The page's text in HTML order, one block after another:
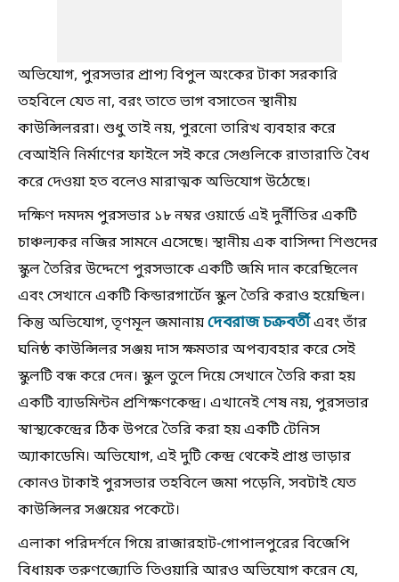
অভিযোগ, পুরসভার প্রাপ্য বিপুল অংকের টাকা সরকারি
তহবিলে যেত না, বরং তাতে ভাগ বসাতেন স্থানীয়
কাউন্সিলররা। শুধু তাই নয়, পুরনো তারিখ ব্যবহার করে
বেআইনি নির্মাণের ফাইলে সই করে সেগুলিকে রাতারাতি বৈধ
করে দেওয়া হত বলেও মারাত্মক অভিযোগ উঠেছে।
দক্ষিণ দমদম পুরসভার ১৮ নম্বর ওয়ার্ডে এই দুর্নীতির একটি
চাঞ্চল্যকর নজির সামনে এসেছে। স্থানীয় এক বাসিন্দা শিশুদের
স্কুল তৈরির উদ্দেশে পুরসভাকে একটি জমি দান করেছিলেন
এবং সেখানে একটি কিন্ডারগার্টেন স্কুল তৈরি করাও হয়েছিল।
কিন্তু অভিযোগ, তৃণমূল জমানায়দেবরাজ চক্রবর্তীএবং তাঁর
ঘনিষ্ঠ কাউন্সিলর সঞ্জয় দাস ক্ষমতার অপব্যবহার করে সেই
স্কুলটি বন্ধ করে দেন। স্কুল তুলে দিয়ে সেখানে তৈরি করা হয়
একটি ব্যাডমিন্টন প্রশিক্ষণকেন্দ্র। এখানেই শেষ নয়, পুরসভার
স্বাস্থ্যকেন্দ্রের ঠিক উপরে তৈরি করা হয় একটি টেনিস
অ্যাকাডেমি। অভিযোগ, এই দুটি কেন্দ্র থেকেই প্রাপ্ত ভাড়ার
কোনও টাকাই পুরসভার তহবিলে জমা পড়েনি, সবটাই যেত
কাউন্সিলর সঞ্জয়ের পকেটে।
এলাকা পরিদর্শনে গিয়ে রাজারহাট-গোপালপুরের বিজেপি
বিধায়ক তরুণজ্যোতি তিওয়ারি আরও অভিযোগ করেন যে,